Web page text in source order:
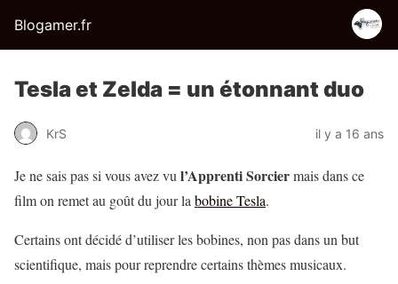
Blogamer.fr
Tesla et Zelda = un étonnant duo
KrS il y a 16 ans
Je ne sais pas si vous avez vu l’Apprenti Sorciermais dans ce
film on remet au goût du jour la bobine Tesla.
Certains ont décidé d’utiliser les bobines, non pas dans un but
scientifique, mais pour reprendre certains thèmes musicaux.